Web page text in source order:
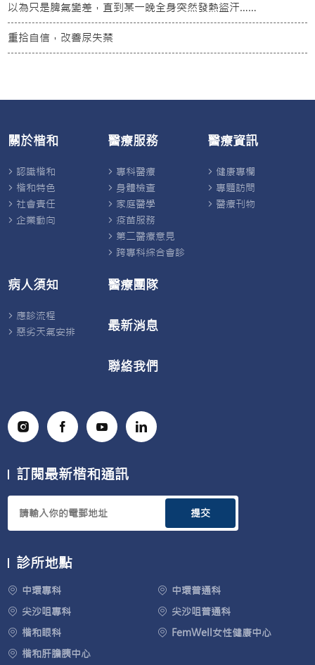
以為只是脾氣變差，直到某一晚全身突然發熱盜汗……
重拾自信，改善尿失禁
關於楷和
認識楷和
楷和特色
社會責任
企業動向
醫療服務
專科醫療
身體檢查
家庭醫學
疫苗服務
第二醫療意見
跨專科綜合會診
醫療資訊
健康專欄
專題訪問
醫療刊物
病人須知
應診流程
惡劣天氣安排
醫療團隊
最新消息
聯絡我們
訂閱最新楷和通訊
提交
診所地點
中環專科
中環普通科
尖沙咀專科
尖沙咀普通科
楷和眼科
FemWell女性健康中心
楷和肝膽胰中心